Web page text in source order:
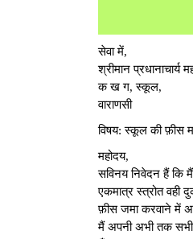
सेवा में,
श्रीमान प्रधानाचार्य
क ख ग, स्कूल,
वाराणसी
विषय: स्कूल की फ़ीस
महोदय,
सविनय निवेदन हैं कि
एकमात्र स्त्रोत वही
फ़ीस जमा करवाने में
मैं अपनी अभी तक सभी